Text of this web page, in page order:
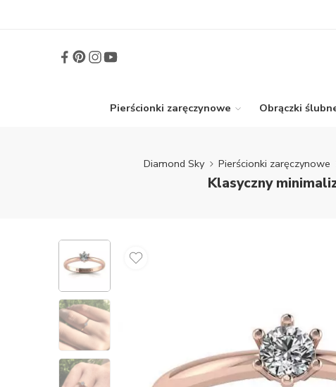
Pierścionki zaręczynowe Obrączki
Diamond Sky Pierścionki zaręczynowe
Klasyczny